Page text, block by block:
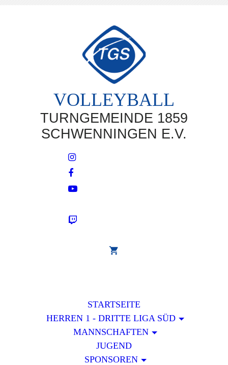
VOLLEYBALL
TURNGEMEINDE 1859
SCHWENNINGEN E.V.
STARTSEITE
HERREN 1 - DRITTE LIGA SÜD
MANNSCHAFTEN
JUGEND
SPONSOREN